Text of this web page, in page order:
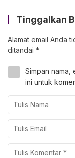
Tinggalkan
Alamat email Anda
ditandai *
Simpan nama,
ini untuk